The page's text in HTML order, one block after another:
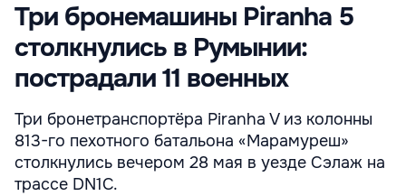
Три бронемашины Piranha 5
столкнулись в Румынии:
пострадали 11 военных
Три бронетранспортёра Piranha V из колонны
813-го пехотного батальона «Марамуреш»
столкнулись вечером 28 мая в уезде Сэлаж на
трассе DN1C.